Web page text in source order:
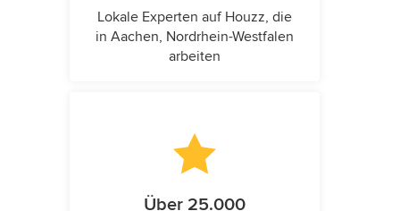
Lokale Experten auf Houzz, die
in Aachen, Nordrhein-Westfalen
arbeiten
Über 25.000